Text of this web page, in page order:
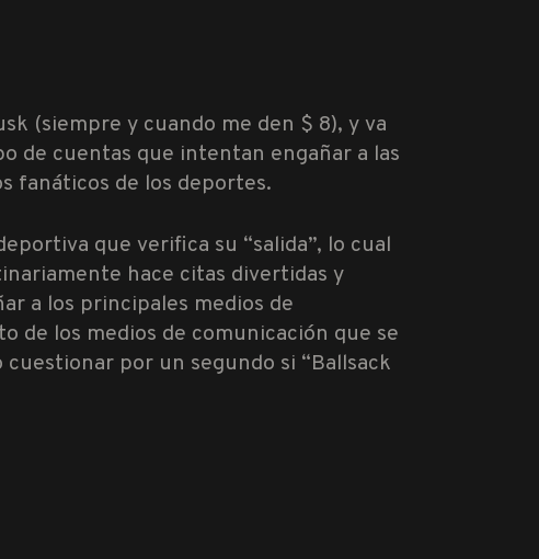
(siempre y cuando me den $ 8), y va
de cuentas que intentan engañar a las
fanáticos de los deportes.
que verifica su “salida”, lo cual
hace citas divertidas y
a los principales medios de
de los medios de comunicación que se
por un segundo si “Ballsack